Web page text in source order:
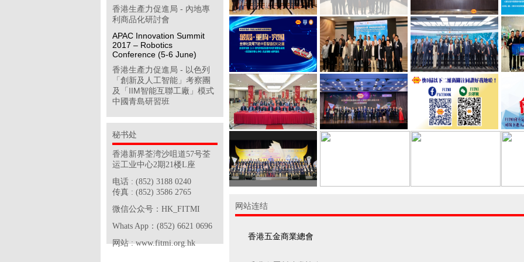
香港生產力促進局 - 內地專
利商品化研討會
APAC Innovation Summit
2017 – Robotics
Conference (5-6 June)
香港生產力促進局 - 以色列
「創新及人工智能」考察團
及「IIM智能互聯工廠」模式
中國青島研習班
「學習型企業獎」簡介會
第八屆「香港企業公民計
劃」
香港物聯網商會 - 透過多方
位推廣計劃開拓中國內地工
業物聯網市場(政府資助項目)
香港中華廠商聯合會 - 2017
年度「中小企貨運保險普及
合作機構
秘书处
香港新界荃湾沙咀道57号荃
运工业中心2期21楼L座
电话 : (852) 3188 0240
传真 : (852) 3586 2765
微信公众号：HK_FITMI
Whats App：(852) 6621 0696
网站 : www.fitmi.org.hk
网站连结
香港五金商業總會